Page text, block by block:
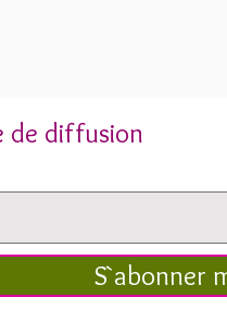
de diffusion
S`abonner